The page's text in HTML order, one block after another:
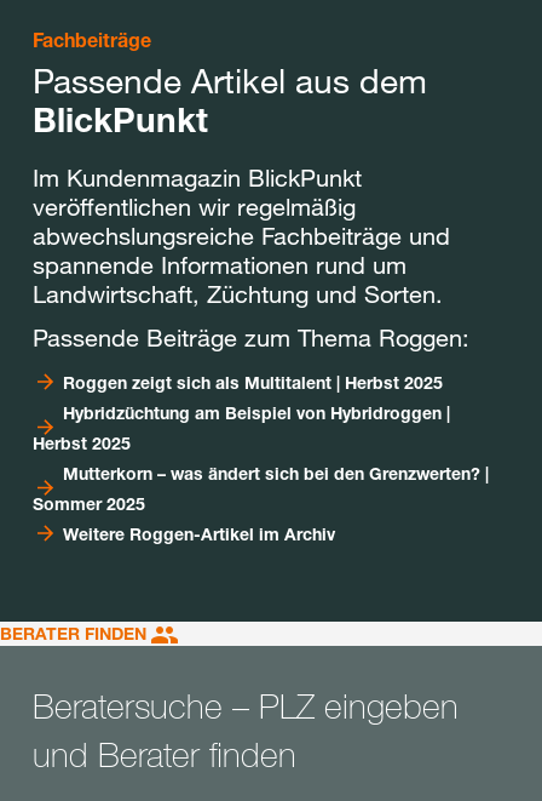
Fachbeiträge
Passende Artikel aus dem
BlickPunkt
Im Kundenmagazin BlickPunkt
veröffentlichen wir regelmäßig
abwechslungsreiche Fachbeiträge und
spannende Informationen rund um
Landwirtschaft, Züchtung und Sorten.
Passende Beiträge zum Thema Roggen:
Roggen zeigt sich als Multitalent | Herbst 2025
Hybridzüchtung am Beispiel von Hybridroggen |
Herbst 2025
Mutterkorn – was ändert sich bei den Grenzwerten? |
Sommer 2025
Weitere Roggen-Artikel im Archiv
BERATER FINDEN
Beratersuche – PLZ eingeben
und Berater finden